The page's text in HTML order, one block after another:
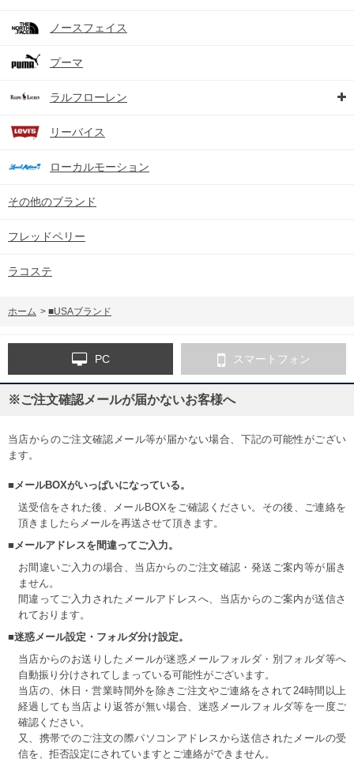
ノースフェイス
プーマ
ラルフローレン
リーバイス
ローカルモーション
その他のブランド
フレッドペリー
ラコステ
ホーム > ■USAブランド
PC スマートフォン
※ご注文確認メールが届かないお客様へ
当店からのご注文確認メール等が届かない場合、下記の可能性がござい
ます。
■メールBOXがいっぱいになっている。
送受信をされた後、メールBOXをご確認ください。その後、ご連絡を
頂きましたらメールを再送させて頂きます。
■メールアドレスを間違ってご入力。
お間違いご入力の場合、当店からのご注文確認・発送ご案内等が届き
ません。
間違ってご入力されたメールアドレスへ、当店からのご案内が送信さ
れております。
■迷惑メール設定・フォルダ分け設定。
当店からのお送りしたメールが迷惑メールフォルダ・別フォルダ等へ
自動振り分けされてしまっている可能性がございます。
当店の、休日・営業時間外を除きご注文やご連絡をされて24時間以上
経過しても当店より返答が無い場合、迷惑メールフォルダ等を一度ご
確認ください。
又、携帯でのご注文の際パソコンアドレスから送信されたメールの受
信を、拒否設定にされていますとご連絡ができません。